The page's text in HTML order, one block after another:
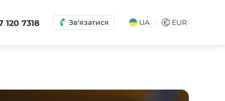
120 7318 Зв'язатися UA € EUR